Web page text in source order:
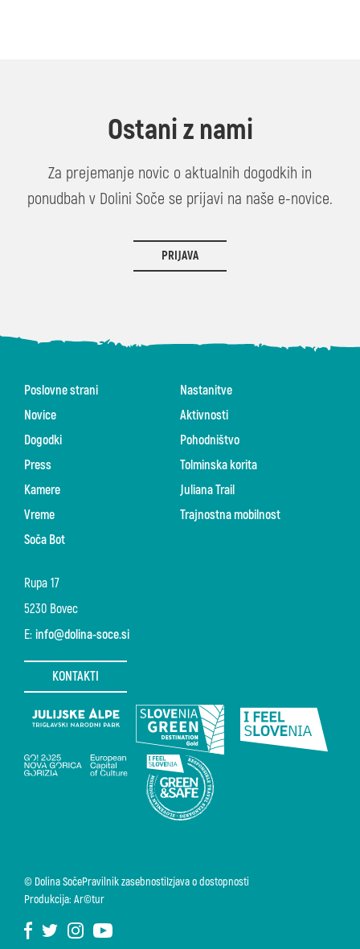
Ostani z nami
Za prejemanje novic o aktualnih dogodkih in
ponudbah v Dolini Soče se prijavi na naše e-novice.
PRIJAVA
Rupa 17
5230 Bovec
E: info@dolina-soce.si
KONTAKTI
Poslovne strani
Novice
Dogodki
Press
Kamere
Vreme
Soča Bot
Nastanitve
Aktivnosti
Pohodništvo
Tolminska korita
Juliana Trail
Trajnostna mobilnost
© Dolina SočePravilnik zasebnostiIzjava o dostopnosti
Produkcija: Ar©tur